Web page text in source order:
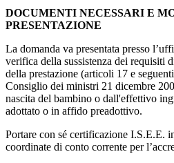
DOCUMENTI NECESSARI E
PRESENTAZIONE
La domanda va presentata presso
verifica della sussistenza dei requisiti
della prestazione (articoli 17 e
Consiglio dei ministri 21 dicembre
nascita del bambino o dall'effettivo
adottato o in affido preadottivo.
Portare con sé certificazione I.S.E.E.
coordinate di conto corrente per